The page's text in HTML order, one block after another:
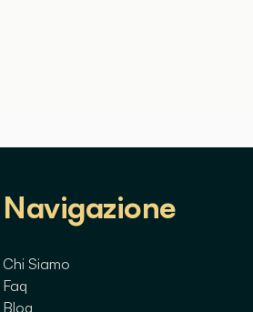
Navigazione
Chi Siamo
Faq
Blog